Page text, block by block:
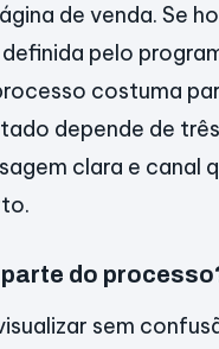
de venda. Se
pelo
costuma
depende de
clara e canal
do
sem